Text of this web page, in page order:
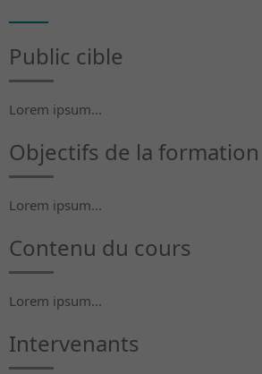
Public cible
Lorem ipsum...
Objectifs de la formation
Lorem ipsum...
Contenu du cours
Lorem ipsum...
Intervenants